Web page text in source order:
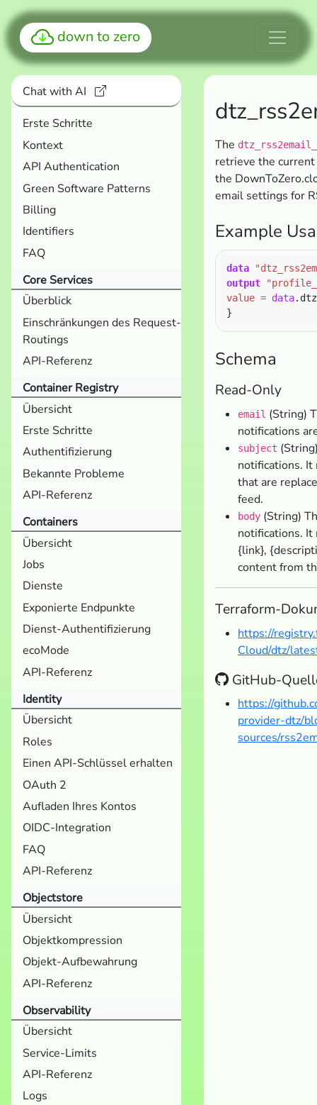
down to zero
Chat with AI
Erste Schritte
Kontext
API Authentication
Green Software Patterns
Billing
Identifiers
FAQ
Core Services
Überblick
Einschränkungen des Request-
Routings
API-Referenz
Container Registry
Übersicht
Erste Schritte
Authentifizierung
Bekannte Probleme
API-Referenz
Containers
Übersicht
Jobs
Dienste
Exponierte Endpunkte
Dienst-Authentifizierung
ecoMode
API-Referenz
Identity
Übersicht
Roles
Einen API-Schlüssel erhalten
OAuth 2
Aufladen Ihres Kontos
OIDC-Integration
FAQ
API-Referenz
Objectstore
Übersicht
Objektkompression
Objekt-Aufbewahrung
API-Referenz
Observability
Übersicht
Service-Limits
API-Referenz
Logs
The
retrieve the
the
email settings for
Example
data
output
value = data
Schema
Read-Only
email (String)
notifications
subject
notifications.
that are
feed.
body (String)
notifications.
{link},
content from
Terraform-
https://
Cloud/dtz/
GitHub-
https://
provider-dtz/
sources/